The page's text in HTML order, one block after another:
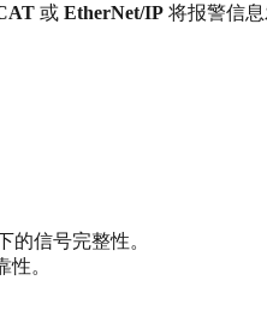
或 EtherNet/IP 将报警信
的信号完整性。
。